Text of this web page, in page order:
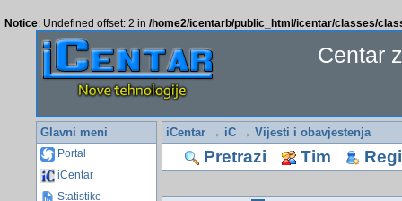
Notice: Undefined offset: 2 in /home2/icentarb/public_html/icentar/classes/
Centar
Glavni meni
Portal
iCentar
Statistike
iCentar→ iC→ Vijesti i obavjestenja
Pretrazi Tim